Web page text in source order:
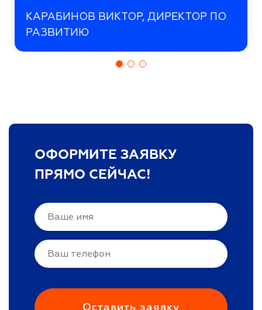
КАРАБИНОВ ВИКТОР, ДИРЕКТОР ПО
РАЗВИТИЮ
ОФОРМИТЕ ЗАЯВКУ
ПРЯМО СЕЙЧАС!